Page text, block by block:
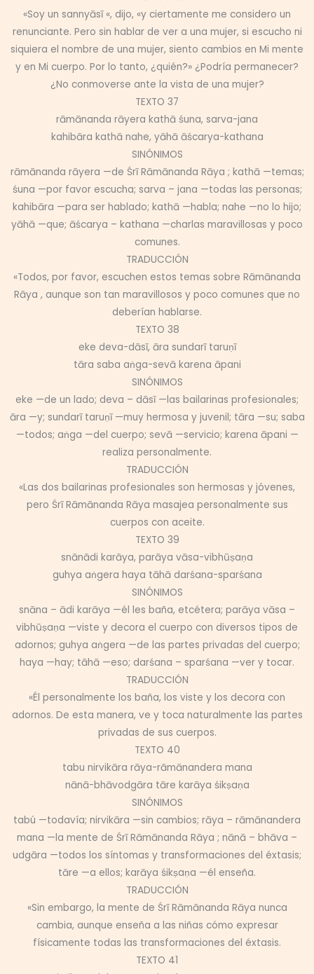
«Soy un sannyāsī «, dijo, «y ciertamente me considero un
renunciante. Pero sin hablar de ver a una mujer, si escucho ni
siquiera el nombre de una mujer, siento cambios en Mi mente
y en Mi cuerpo. Por lo tanto, ¿quién?» ¿Podría permanecer?
¿No conmoverse ante la vista de una mujer?
TEXTO 37
rāmānanda rāyera kathā śuna, sarva-jana
kahibāra kathā nahe, yāhā āścarya-kathana
SINÓNIMOS
rāmānanda rāyera —de Śrī Rāmānanda Rāya ; kathā —temas;
śuna —por favor escucha; sarva – jana —todas las personas;
kahibāra —para ser hablado; kathā —habla; nahe —no lo hijo;
yāhā —que; āścarya – kathana —charlas maravillosas y poco
comunes.
TRADUCCIÓN
«Todos, por favor, escuchen estos temas sobre Rāmānanda
Rāya , aunque son tan maravillosos y poco comunes que no
deberían hablarse.
TEXTO 38
eke deva-dāsī, āra sundarī taruṇī
tāra saba aṅga-sevā karena āpani
SINÓNIMOS
eke —de un lado; deva – dāsī —las bailarinas profesionales;
āra —y; sundarī taruṇī —muy hermosa y juvenil; tāra —su; saba
—todos; aṅga —del cuerpo; sevā —servicio; karena āpani —
realiza personalmente.
TRADUCCIÓN
«Las dos bailarinas profesionales son hermosas y jóvenes,
pero Śrī Rāmānanda Rāya masajea personalmente sus
cuerpos con aceite.
TEXTO 39
snānādi karāya, parāya vāsa-vibhūṣaṇa
guhya aṅgera haya tāhā darśana-sparśana
SINÓNIMOS
snāna – ādi karāya —él les baña, etcétera; parāya vāsa –
vibhūṣaṇa —viste y decora el cuerpo con diversos tipos de
adornos; guhya aṅgera —de las partes privadas del cuerpo;
haya —hay; tāhā —eso; darśana – sparśana —ver y tocar.
TRADUCCIÓN
«Él personalmente los baña, los viste y los decora con
adornos. De esta manera, ve y toca naturalmente las partes
privadas de sus cuerpos.
TEXTO 40
tabu nirvikāra rāya-rāmānandera mana
nānā-bhāvodgāra tāre karāya śikṣaṇa
SINÓNIMOS
tabú —todavía; nirvikāra —sin cambios; rāya – rāmānandera
mana —la mente de Śrī Rāmānanda Rāya ; nānā – bhāva –
udgāra —todos los síntomas y transformaciones del éxtasis;
tāre —a ellos; karāya śikṣaṇa —él enseña.
TRADUCCIÓN
«Sin embargo, la mente de Śrī Rāmānanda Rāya nunca
cambia, aunque enseña a las niñas cómo expresar
físicamente todas las transformaciones del éxtasis.
TEXTO 41